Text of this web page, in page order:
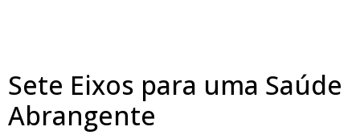
Sete Eixos para uma Saúde
Abrangente